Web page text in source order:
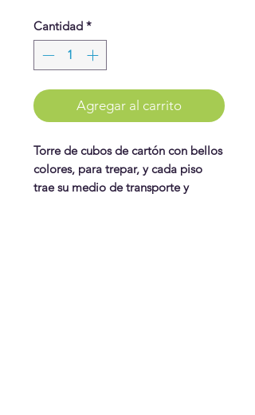
Cantidad *
Agregar al carrito
Torre de cubos de cartón con bellos
colores, para trepar, y cada piso
trae su medio de transporte y